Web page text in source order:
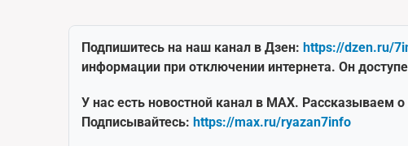
Подпишитесь на наш канал в Дзен: https://dzen.ru/
информации при отключении интернета. Он
У нас есть новостной канал в MAX. Рассказываем
Подписывайтесь: https://max.ru/ryazan7info